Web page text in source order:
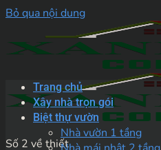
Bỏ qua nội dung
Số 2 về thiết
Trang chủ
Xây nhà trọn gói
Biệt thự vườn
Nhà vườn 1 tầng